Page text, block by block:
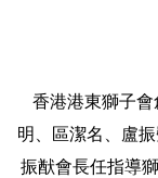
香港港東獅子
明、區潔名、盧
振猷會長任指導